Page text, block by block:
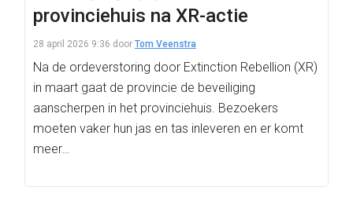
provinciehuis na XR-actie
28 april 2026 9:36 door Tom Veenstra
Na de ordeverstoring door Extinction Rebellion (XR)
in maart gaat de provincie de beveiliging
aanscherpen in het provinciehuis. Bezoekers
moeten vaker hun jas en tas inleveren en er komt
meer…